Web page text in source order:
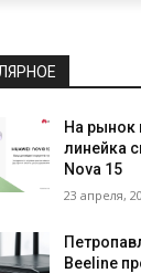
На рынок
линейка
Nova 15
23 апреля,
Beeline